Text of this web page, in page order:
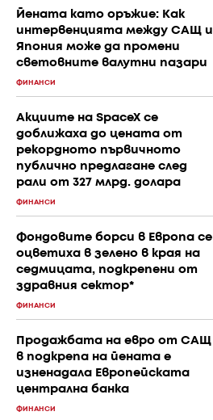
Йената като оръжие: Как
интервенцията между САЩ и
Япония може да промени
световните валутни пазари
ФИНАНСИ
Акциите на SpaceX се
доближаха до цената от
рекордното първичното
публично предлагане след
рали от 327 млрд. долара
ФИНАНСИ
Фондовите борси в Европа се
оцветиха в зелено в края на
седмицата, подкрепени от
здравния сектор*
ФИНАНСИ
Продажбата на евро от САЩ
в подкрепа на йената е
изненадала Европейската
централна банка
ФИНАНСИ